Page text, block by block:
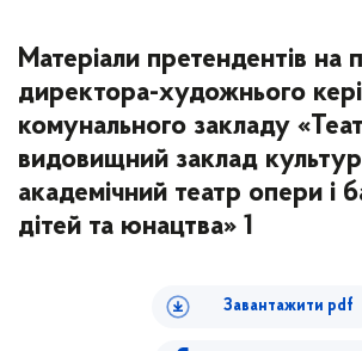
Матеріали претендентів на
директора-художнього
комунального закладу
видовищний заклад
академічний театр опери і
дітей та юнацтва» 1
Завантажити pdf